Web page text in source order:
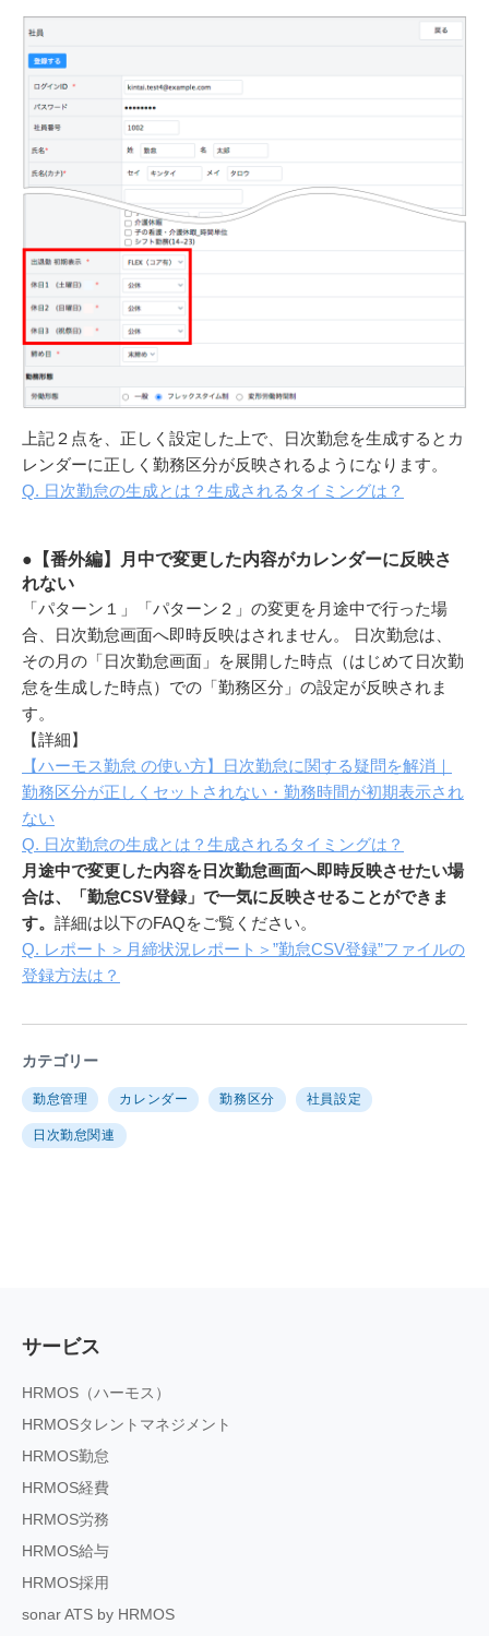
上記２点を、正しく設定した上で、日次勤怠を生成するとカ
レンダーに正しく勤務区分が反映されるようになります。
Q. 日次勤怠の生成とは？生成されるタイミングは？
●【番外編】月中で変更した内容がカレンダーに反映さ
れない
「パターン１」「パターン２」の変更を月途中で行った場
合、日次勤怠画面へ即時反映はされません。
日次勤怠は、
その月の「日次勤怠画面」を展開した時点（はじめて日次勤
怠を生成した時点）での「勤務区分」の設定が反映されま
す。
【詳細】
【ハーモス勤怠 の使い方】日次勤怠に関する疑問を解消｜
勤務区分が正しくセットされない・勤務時間が初期表示され
ない
Q. 日次勤怠の生成とは？生成されるタイミングは？
月途中で変更した内容を日次勤怠画面へ即時反映させたい場
合は、「勤怠CSV登録」で一気に反映させることができま
す。 詳細は以下のFAQをご覧ください。
Q. レポート＞月締状況レポート＞”勤怠CSV登録”ファイルの
登録方法は？
カテゴリー
勤怠管理 カレンダー 勤務区分 社員設定
日次勤怠関連
サービス
HRMOS（ハーモス）
HRMOSタレントマネジメント
HRMOS勤怠
HRMOS経費
HRMOS労務
HRMOS給与
HRMOS採用
sonar ATS by HRMOS